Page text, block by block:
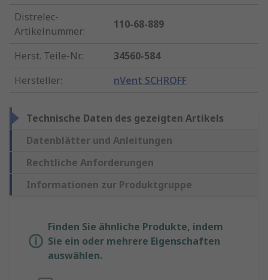
Distrelec-
Artikelnummer:
110-68-889
Herst. Teile-Nr.:
34560-584
Hersteller: nVent SCHROFF
Technische Daten des gezeigten Artikels
Datenblätter und Anleitungen
Rechtliche Anforderungen
Informationen zur Produktgruppe
Finden Sie ähnliche Produkte, indem
Sie ein oder mehrere Eigenschaften
auswählen.